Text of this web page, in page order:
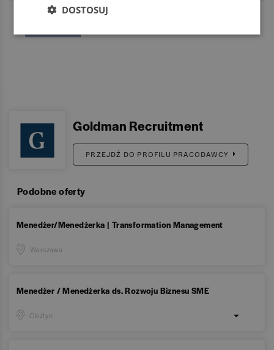
Goldman Recruitment
PRZEJDŹ DO PROFILU PRACODAWCY
Podobne oferty
Menedżer/Menedżerka | Transformation Management
Warszawa
Menedżer / Menedżerka ds. Rozwoju Biznesu SME
Olsztyn
DOSTOSUJ